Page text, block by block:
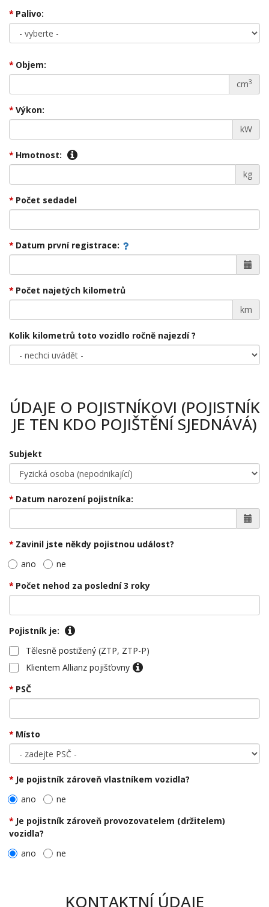
Palivo:
Objem:
cm3
Výkon:
kW
Hmotnost:
kg
Počet sedadel
Datum první registrace:
Počet najetých kilometrů
km
Kolik kilometrů toto vozidlo ročně najezdí ?
ÚDAJE O POJISTNÍKOVI (POJISTNÍK
JE TEN KDO POJIŠTĚNÍ SJEDNÁVÁ)
Subjekt
Datum narození pojistníka:
Zavinil jste někdy pojistnou událost?
ano
ne
Počet nehod za poslední 3 roky
Pojistník je:
Tělesně postižený (ZTP, ZTP-P)
Klientem Allianz pojišťovny
PSČ
Místo
Je pojistník zároveň vlastníkem vozidla?
ano
ne
Je pojistník zároveň provozovatelem (držitelem)
vozidla?
ano
ne
KONTAKTNÍ ÚDAJE